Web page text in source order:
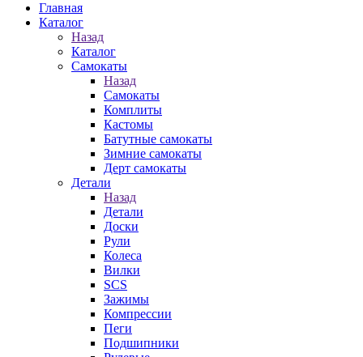
Главная
Каталог
Назад
Каталог
Самокаты
Назад
Самокаты
Комплиты
Кастомы
Батутные самокаты
Зимние самокаты
Дерт самокаты
Детали
Назад
Детали
Доски
Рули
Колеса
Вилки
SCS
Зажимы
Компрессии
Пеги
Подшипники